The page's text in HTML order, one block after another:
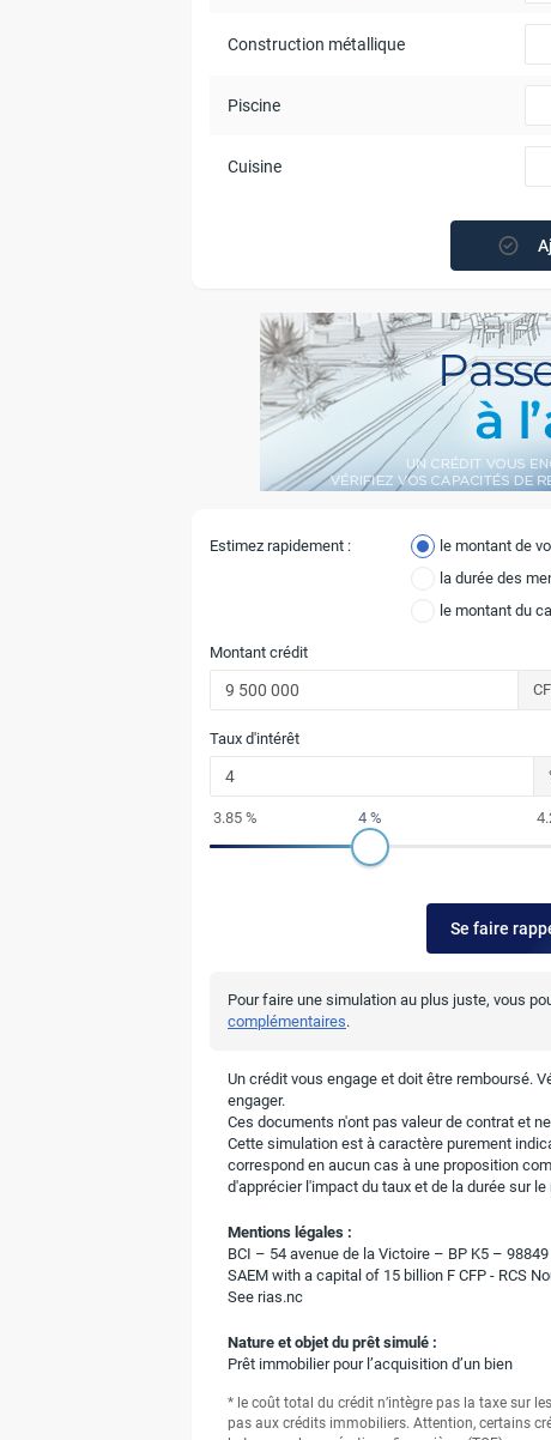
Construction métallique
Piscine
Cuisine
Estimez rapidement :
le montant de
la durée des
le montant du
Montant crédit
Taux d'intérêt
3.85 % 4 %
Se faire
Pour faire une simulation au plus juste, vous
complémentaires.
Un crédit vous engage et doit être remboursé.
engager.
Ces documents n'ont pas valeur de contrat et
Cette simulation est à caractère purement
correspond en aucun cas à une proposition
d'apprécier l'impact du taux et de la durée sur
Mentions légales :
BCI – 54 avenue de la Victoire – BP K5 –
SAEM with a capital of 15 billion F CFP - RCS
See rias.nc
Nature et objet du prêt simulé :
Prêt immobilier pour l’acquisition d’un bien
* le coût total du crédit n’intègre pas la taxe sur
pas aux crédits immobiliers. Attention, certains